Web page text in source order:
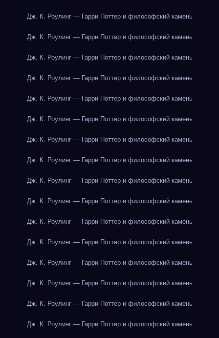
Дж. К. Роулинг — Гарри Поттер и философский камень
Дж. К. Роулинг — Гарри Поттер и философский камень
Дж. К. Роулинг — Гарри Поттер и философский камень
Дж. К. Роулинг — Гарри Поттер и философский камень
Дж. К. Роулинг — Гарри Поттер и философский камень
Дж. К. Роулинг — Гарри Поттер и философский камень
Дж. К. Роулинг — Гарри Поттер и философский камень
Дж. К. Роулинг — Гарри Поттер и философский камень
Дж. К. Роулинг — Гарри Поттер и философский камень
Дж. К. Роулинг — Гарри Поттер и философский камень
Дж. К. Роулинг — Гарри Поттер и философский камень
Дж. К. Роулинг — Гарри Поттер и философский камень
Дж. К. Роулинг — Гарри Поттер и философский камень
Дж. К. Роулинг — Гарри Поттер и философский камень
Дж. К. Роулинг — Гарри Поттер и философский камень
Дж. К. Роулинг — Гарри Поттер и философский камень